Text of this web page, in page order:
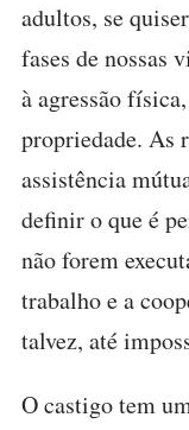
adultos, se
fases de nossas
à agressão
propriedade. As
assistência
definir o que é
não forem
trabalho e a
talvez, até
O castigo tem